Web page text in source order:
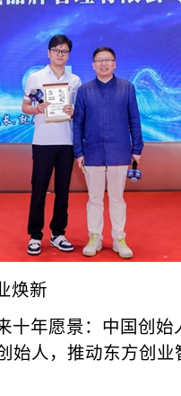
焕新
十年愿景：中国创始
始人，推动东方创